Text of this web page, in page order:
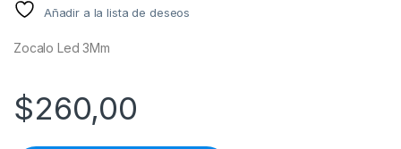
Añadir a la lista de deseos
Zocalo Led 3Mm
$260,00